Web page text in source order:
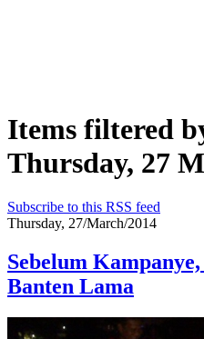
Items filtered
Thursday, 27
Subscribe to this RSS feed
Thursday, 27/March/2014
Sebelum
Banten Lama